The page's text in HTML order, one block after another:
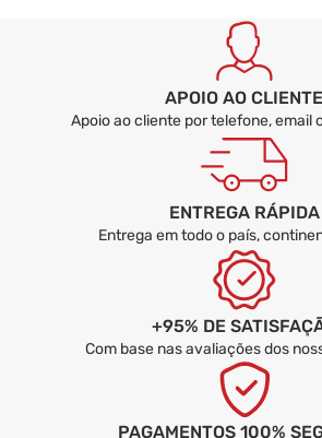
APOIO AO CLIENTE
Apoio ao cliente por telefone, email
ENTREGA RÁPIDA
Entrega em todo o país,
+95% DE
Com base nas avaliações dos
PAGAMENTOS 100%